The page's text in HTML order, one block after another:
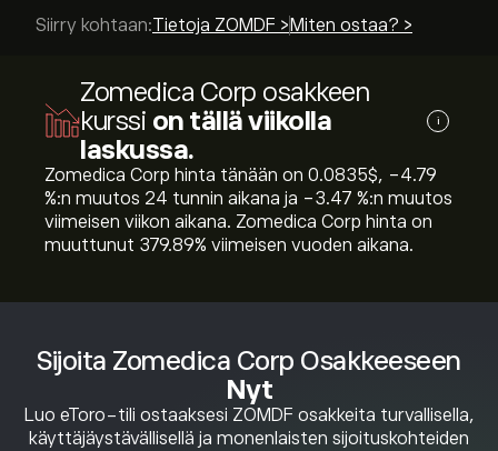
Sijoita Zomedica Corp Osakkeeseen
Nyt
Luo eToro-tili ostaaksesi ZOMDF osakkeita turvallisella,
käyttäjäystävällisellä ja monenlaisten sijoituskohteiden
Siirry kohtaan:Tietoja ZOMDF > Miten ostaa? >
Zomedica Corp osakkeen
kurssi on tällä viikolla
laskussa.
i
Zomedica Corp hinta tänään on 0.0835‎$‎, ‎-4.79‎
%:n muutos 24 tunnin aikana ja ‎-3.47‎ %:n muutos
viimeisen viikon aikana. Zomedica Corp hinta on
muuttunut ‎379.89‎% viimeisen vuoden aikana.